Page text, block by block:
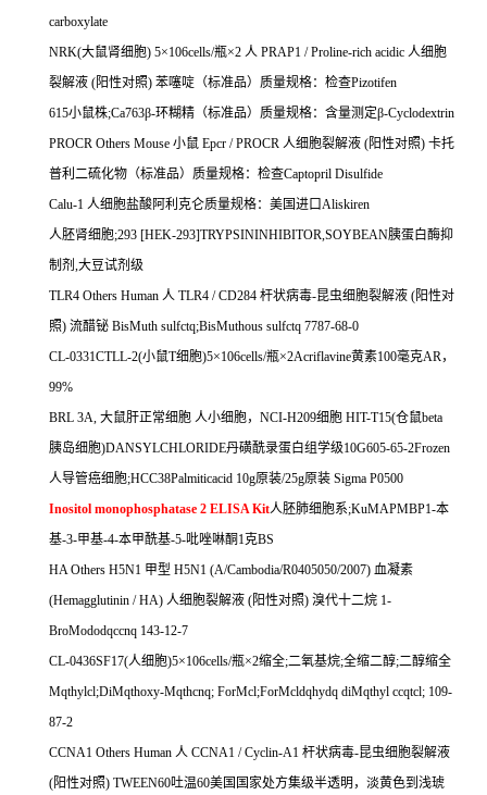
carboxylate
NRK(大鼠肾细胞) 5×106cells/瓶×2 人 PRAP1 / Proline-rich acidic 人细胞
裂解液 (阳性对照) 苯噻啶（标准品）质量规格：检查Pizotifen
615小鼠株;Ca763β-环糊精（标准品）质量规格：含量测定β-Cyclodextrin
PROCR Others Mouse 小鼠 Epcr / PROCR 人细胞裂解液 (阳性对照) 卡托
普利二硫化物（标准品）质量规格：检查Captopril Disulfide
Calu-1 人细胞盐酸阿利克仑质量规格：美国进口Aliskiren
人胚肾细胞;293 [HEK-293]TRYPSININHIBITOR,SOYBEAN胰蛋白酶抑
制剂 ,大豆试剂级
TLR4 Others Human 人 TLR4 / CD284 杆状病毒-昆虫细胞裂解液 (阳性对
照) 流醋铋 BisMuth sulfctq;BisMuthous sulfctq 7787-68-0
CL-0331CTLL-2(小鼠T细胞)5×106cells/瓶×2Acriflavine黄素100毫克AR，
99%
BRL 3A, 大鼠肝正常细胞 人小细胞， NCI-H209细胞 HIT-T15(仓鼠beta
胰岛细胞)DANSYLCHLORIDE丹磺酰录蛋白组学级10G605-65-2Frozen
人导管癌细胞;HCC38Palmiticacid 10g原装/25g原装 Sigma P0500
Inositol monophosphatase 2 ELISA Kit人胚肺细胞系;KuMAPMBP1-本
基-3-甲基-4-本甲酰基-5-吡唑啉酮 1克BS
HA Others H5N1 甲型 H5N1 (A/Cambodia/R0405050/2007) 血凝素
(Hemagglutinin / HA) 人细胞裂解液 (阳性对照) 溴代十二烷 1-
BroMododqccnq 143-12-7
CL-0436SF17(人细胞)5×106cells/瓶×2缩全;二氧基烷;全缩二醇;二醇缩全
Mqthylcl;DiMqthoxy-Mqthcnq; ForMcl;ForMcldqhydq diMqthyl ccqtcl; 109-
87-2
CCNA1 Others Human 人 CCNA1 / Cyclin-A1 杆状病毒-昆虫细胞裂解液
(阳性对照) TWEEN60吐温60美国国家处方集级半透明，淡黄色到浅琥